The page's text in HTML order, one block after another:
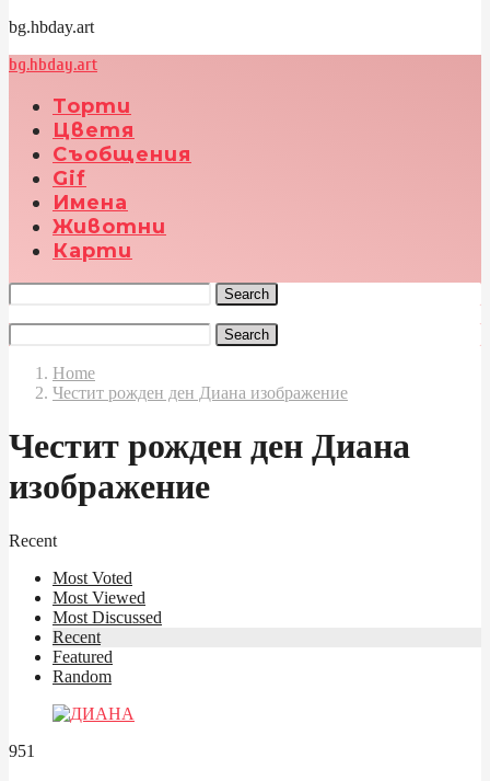
bg.hbday.art
bg.hbday.art
Торти
Цветя
Съобщения
Gif
Имена
Животни
Карти
Search
Search
Home
Честит рожден ден Диана изображение
Честит рожден ден Диана
изображение
Recent
Most Voted
Most Viewed
Most Discussed
Recent
Featured
Random
951